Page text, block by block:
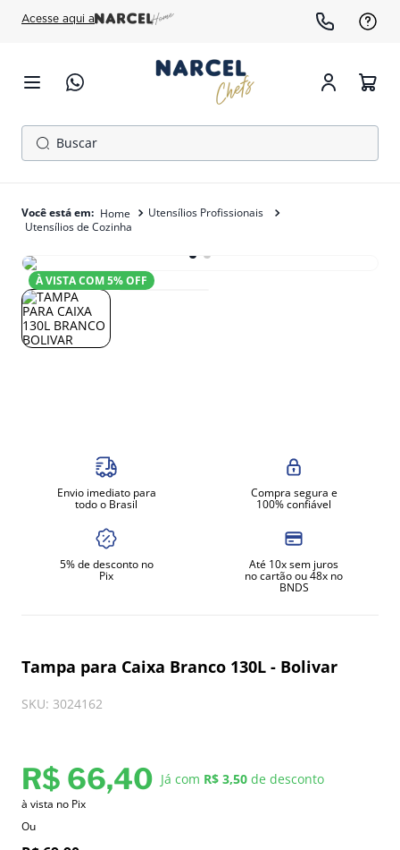
Acesse aqui a
Buscar
Utensílios Profissionais
Utensílios de Cozinha
À VISTA COM5% OFF
Envio imediato para
todo o Brasil
Compra segura e
100% confiável
5% de desconto no
Pix
Até 10x sem juros
no cartão ou 48x no
BNDS
Tampa para Caixa Branco 130L - Bolivar
SKU: 3024162
R$ 66,40 Já com R$ 3,50 de desconto
à vista no Pix
Ou
1º
cafeteira
3º
freezer
4º
fogão
5º
forno
amassadeira
prato